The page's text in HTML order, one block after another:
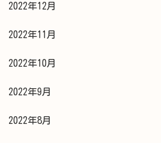
2022年12月
2022年11月
2022年10月
2022年9月
2022年8月